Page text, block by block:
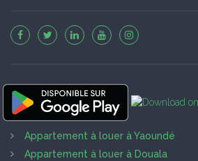
Appartement à louer à Yaoundé
Appartement à louer à Douala